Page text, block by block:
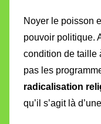
Noyer le poisson
pouvoir politique.
condition de taille
pas les
radicalisation
qu’il s’agit là